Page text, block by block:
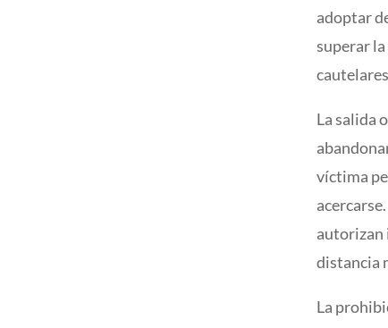
adoptar
superar
La salida
víctima
autorizan
distancia
La